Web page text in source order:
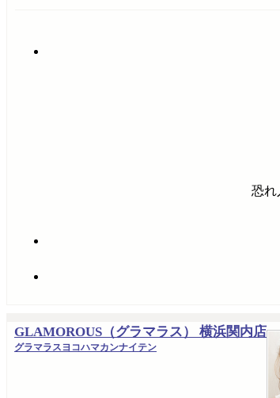
恐れ
GLAMOROUS（グラマラス） 横浜関内店
グラマラスヨコハマカンナイテン